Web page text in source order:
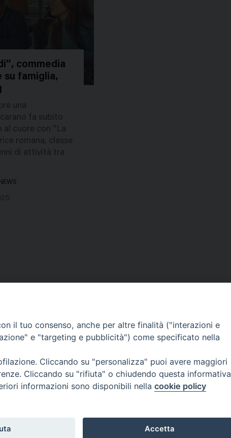
commedia
su famiglia,
una
fa subito
cuore con “La
romana, classe
di attività tra
& Info
50 – 00165 Roma
Credits
Privacy Policy
il tuo consenso, anche per altre finalità ("interazioni e
e "targeting e pubblicità") come specificato nella
Cliccando su "personalizza" puoi avere maggiori
Cliccando su "rifiuta" o chiudendo questa informativa
informazioni sono disponibili nella cookie policy
Accetta